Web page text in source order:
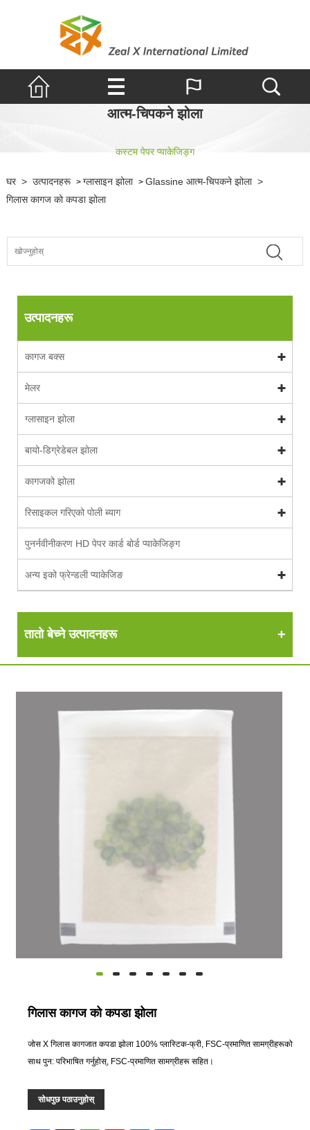
आत्म-चिपकने झोला
कस्टम पेपर प्याकेजिङ्ग
घर > उत्पादनहरू > ग्लासाइन झोला > Glassine आत्म-चिपकने झोला >
गिलास कागज को कपडा झोला
उत्पादनहरू
कागज बक्स
मेलर
ग्लासाइन झोला
बायो-डिग्रेडेबल झोला
कागजको झोला
रिसाइकल गरिएको पोली ब्याग
पुनर्नवीनीकरण HD पेपर कार्ड बोर्ड प्याकेजिङ्ग
अन्य इको फ्रेन्डली प्याकेजिङ
तातो बेच्ने उत्पादनहरू
गिलास कागज को कपडा झोला
जोस X गिलास कागजात कपडा झोला 100% प्लास्टिक-फ्री, FSC-प्रमाणित सामग्रीहरूको
साथ पुन: परिभाषित गर्नुहोस्, FSC-प्रमाणित सामग्रीहरू सहित।
सोधपुछ पठाउनुहोस्